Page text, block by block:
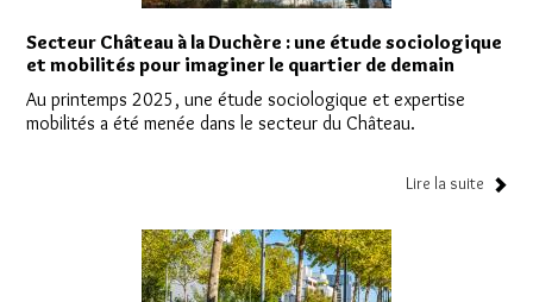
Secteur Château à la Duchère : une étude sociologique
et mobilités pour imaginer le quartier de demain
Au printemps 2025, une étude sociologique et expertise
mobilités a été menée dans le secteur du Château.
Lire la suite